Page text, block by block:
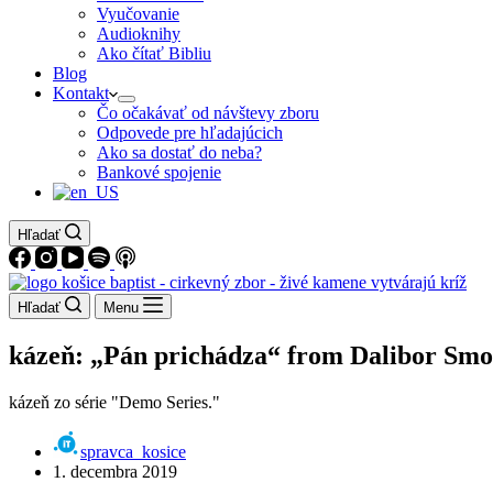
Vyučovanie
Audioknihy
Ako čítať Bibliu
Blog
Kontakt
Čo očakávať od návštevy zboru
Odpovede pre hľadajúcich
Ako sa dostať do neba?
Bankové spojenie
Hľadať
Hľadať Menu
kázeň: „Pán prichádza“ from Dalibor
kázeň zo série "Demo Series."
spravca_kosice
1. decembra 2019